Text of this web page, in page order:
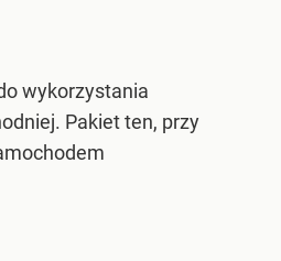
wykorzystania
Pakiet ten, przy